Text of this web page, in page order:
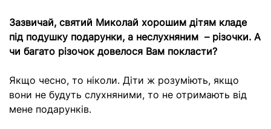
Зазвичай, святий Миколай хорошим дітям кладе
під подушку подарунки, а неслухняним – різочки. А
чи багато різочок довелося Вам покласти?
Якщо чесно, то ніколи. Діти ж розуміють, якщо
вони не будуть слухняними, то не отримають від
мене подарунків.